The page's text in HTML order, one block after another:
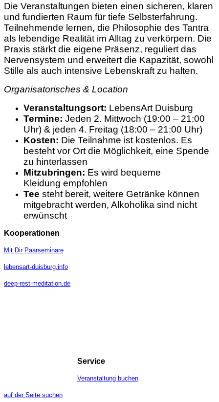
Die Veranstaltungen bieten einen sicheren, klaren
und fundierten Raum für tiefe Selbsterfahrung.
Teilnehmende lernen, die Philosophie des Tantra
als lebendige Realität im Alltag zu verkörpern. Die
Praxis stärkt die eigene Präsenz, reguliert das
Nervensystem und erweitert die Kapazität, sowohl
Stille als auch intensive Lebenskraft zu halten.
Organisatorisches & Location
Veranstaltungsort: LebensArt Duisburg
Termine: Jeden 2. Mittwoch (19:00 – 21:00
Uhr) & jeden 4. Freitag (18:00 – 21:00 Uhr)
Kosten: Die Teilnahme ist kostenlos. Es
besteht vor Ort die Möglichkeit, eine Spende
zu hinterlassen
Mitzubringen: Es wird bequeme
Kleidung empfohlen
Tee steht bereit, weitere Getränke können
mitgebracht werden, Alkoholika sind nicht
erwünscht
Kooperationen
Mit Dir Paarseminare
lebensart-duisburg.info
deep-rest-meditation.de
Service
Veranstaltung buchen
auf der Seite suchen